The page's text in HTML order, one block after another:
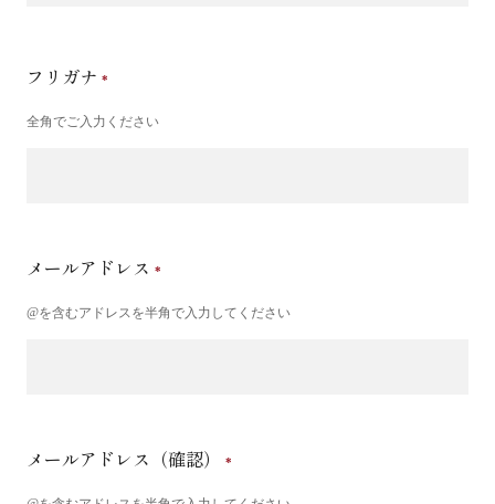
フリガナ
全角でご入力ください
メールアドレス
@を含むアドレスを半角で入力してください
メールアドレス（確認）